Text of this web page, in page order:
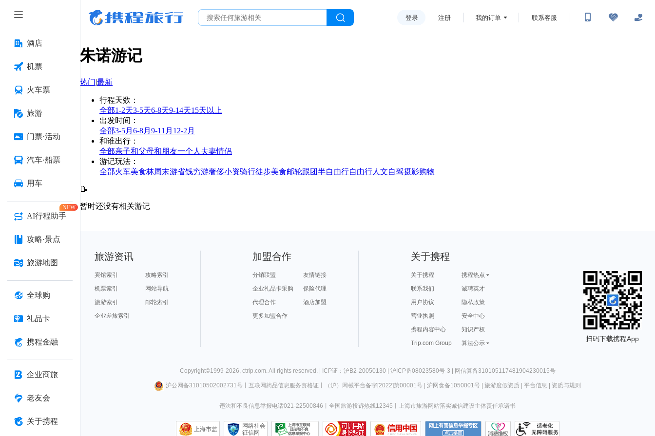
酒店
机票
火车票
旅游
门票·活动
汽车·船票
用车
AI行程助手
NEW
攻略·景点
旅游地图
全球购
礼品卡
携程金融
企业商旅
老友会
关于携程
登录 注册 我的订单 联系客服
朱诺游记
热门|最新
行程天数 ：
全部1-2天3-5天6-8天9-14天15天以上
出发时间 ：
全部3-5月 6-8月 9-11月 12-2月
和谁出行 ：
全部亲子和父母和朋友一个人 夫妻情侣
游记玩法 ：
全部火车美食林周末游省钱穷游奢侈小资骑行徒步美食邮轮跟团半自由行自由行人文自驾摄影购物
📝
暂时还没有相关游记
旅游资讯
宾馆索引
攻略索引
机票索引
网站导航
旅游索引
邮轮索引
企业差旅索引
加盟合作
分销联盟
友情链接
企业礼品卡采购
保险代理
代理合作
酒店加盟
更多加盟合作
关于携程
关于携程
携程热点
联系我们
诚聘英才
用户协议
隐私政策
营业执照
安全中心
携程内容中心
知识产权
Trip.com Group
算法公示
扫码下载携程App
Copyright©1999-2026, ctrip.com. All rights reserved. | ICP证：沪B2-20050130 | 沪ICP备08023580号-3 | 网信算备310105117481904230015号
沪公网备31010502002731号丨 互联网药品信息服务资格证 （沪）网械平台备字[2022]第00001号| 沪网食备1050001号| 旅游度假资质| 平台信息 资质与规则
违法和不良信息举报电话021-22500846 全国旅游投诉热线12345 上海市旅游网站落实诚信建设主体责任承诺书
上海市监
网络社会
征信网